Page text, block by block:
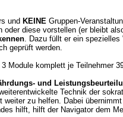
und KEINE Gruppen-
vielmehr wird er selbst durch
. Dazu füllt er ein spezielles
geprüft werden.
Module komplett je Teilnehmer
und
zu helfen. Dabei
hilft, hilft der Navigator dem